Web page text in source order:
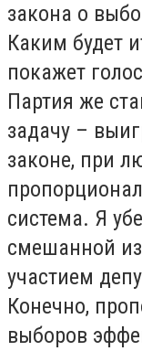
закона о
Каким будет
покажет
Партия же
задачу –
законе, при
система. Я
смешанной
участием
Конечно,
выборов